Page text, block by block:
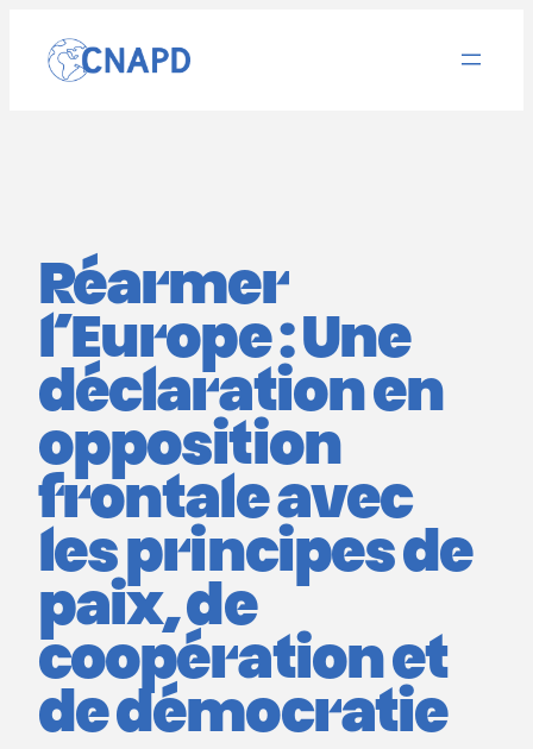
contenu
Réarmer
l’Europe : Une
déclaration en
opposition
frontale avec
les principes de
paix, de
coopération et
de démocratie